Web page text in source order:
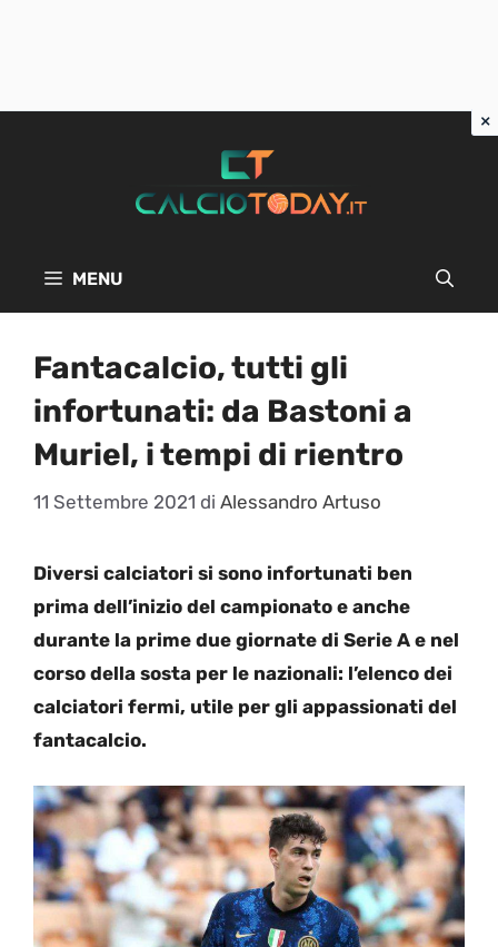
MENU
Fantacalcio, tutti gli
infortunati: da Bastoni a
Muriel, i tempi di rientro
11 Settembre 2021 di Alessandro Artuso
Diversi calciatori si sono infortunati ben
prima dell’inizio del campionato e anche
durante la prime due giornate di Serie A e nel
corso della sosta per le nazionali: l’elenco dei
calciatori fermi, utile per gli appassionati del
fantacalcio.